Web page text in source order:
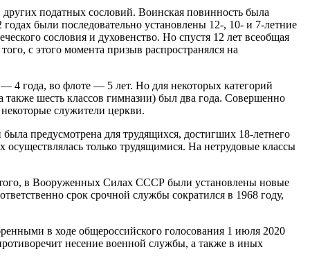
податных сословий. Воинская повинность была
были последовательно установлены 12-, 10- и 7-летние
сословия и духовенство. Но спустя 12 лет всеобщая
с этого момента призыв распространялся на
4 года, во флоте — 5 лет. Но для некоторых категорий
шесть классов гимназии) был два года. Совершенно
служители церкви.
предусмотрена для трудящихся, достигших 18-летнего
только трудящимися. На нетрудовые классы
того, в Вооруженных Силах СССР были установлены новые
срок срочной службы сократился в 1968 году,
в ходе общероссийского голосования 1 июля 2020
несение военной службы, а также в иных